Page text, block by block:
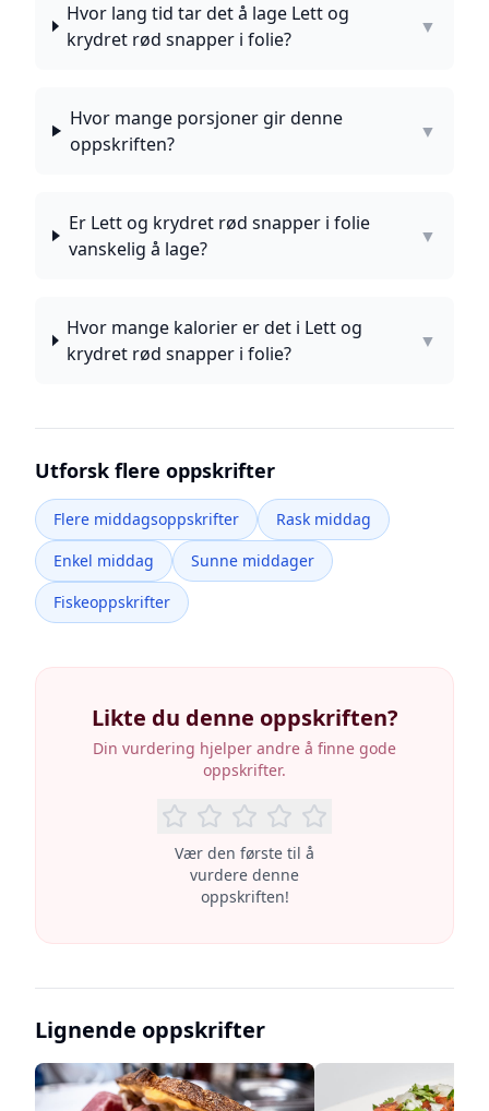
Hvor lang tid tar det å lage Lett og
krydret rød snapper i folie?
▼
Hvor mange porsjoner gir denne
oppskriften?
▼
Er Lett og krydret rød snapper i folie
vanskelig å lage?
▼
Hvor mange kalorier er det i Lett og
krydret rød snapper i folie?
▼
Utforsk flere oppskrifter
Flere middagsoppskrifter
Rask middag
Enkel middag
Sunne middager
Fiskeoppskrifter
Likte du denne oppskriften?
Din vurdering hjelper andre å finne gode
oppskrifter.
Vær den første til å
vurdere denne
oppskriften!
Lignende oppskrifter